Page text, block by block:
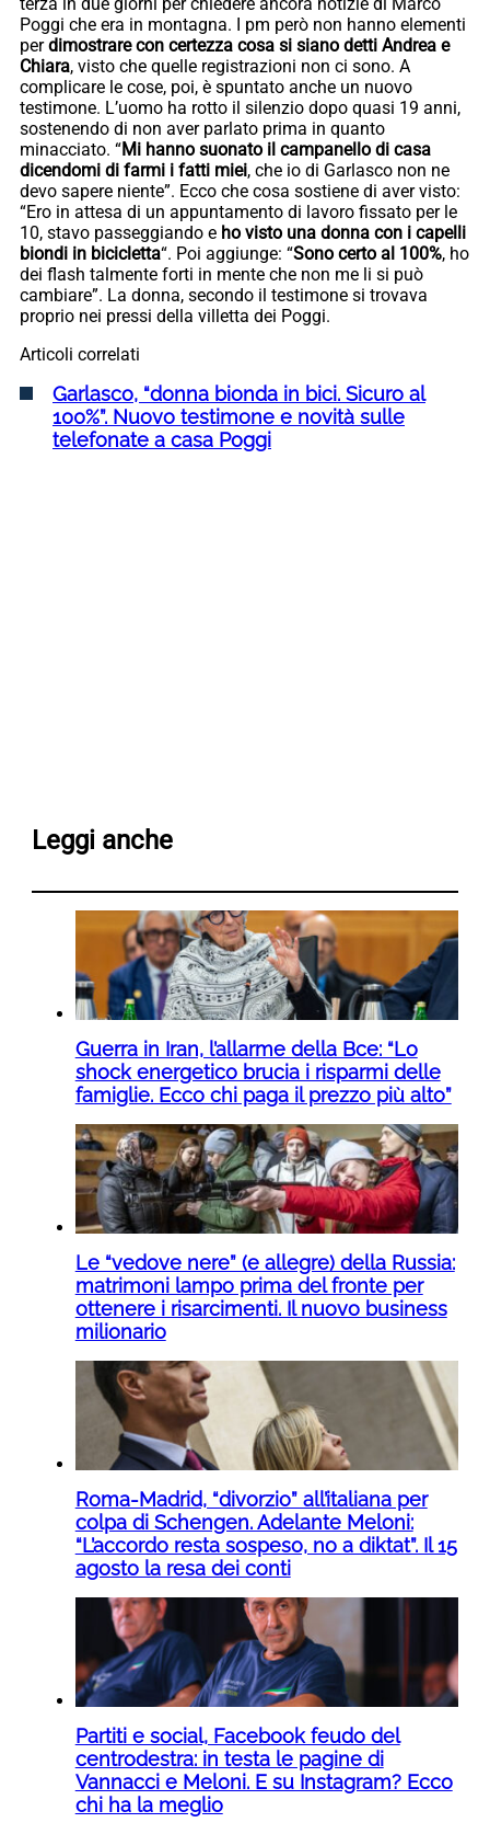
Poggi che era in montagna. I pm però non hanno elementi
perdimostrare con certezza cosa si siano detti Andrea e
Chiara, visto che quelle registrazioni non ci sono. A
complicare le cose, poi, è spuntato anche un nuovo
testimone. L’uomo ha rotto il silenzio dopo quasi 19 anni,
sostenendo di non aver parlato prima in quanto
minacciato. “Mi hanno suonato il campanello di casa
dicendomi di farmi i fatti miei, che io di Garlasco non ne
devo sapere niente”. Ecco che cosa sostiene di aver visto:
“Ero in attesa di un appuntamento di lavoro fissato per le
10, stavo passeggiando e ho visto una donna con i capelli
biondi in bicicletta“. Poi aggiunge: “Sono certo al 100%, ho
dei flash talmente forti in mente che non me li si può
cambiare”. La donna, secondo il testimone si trovava
proprio nei pressi della villetta dei Poggi.
Articoli correlati
Garlasco, “donna bionda in bici. Sicuro al
100%”. Nuovo testimone e novità sulle
telefonate a casa Poggi
Leggi anche
Guerra in Iran, l’allarme della Bce: “Lo
shock energetico brucia i risparmi delle
famiglie. Ecco chi paga il prezzo più alto”
Le “vedove nere” (e allegre) della Russia:
matrimoni lampo prima del fronte per
ottenere i risarcimenti. Il nuovo business
milionario
Roma-Madrid, “divorzio” all’italiana per
colpa di Schengen. Adelante Meloni:
“L’accordo resta sospeso, no a diktat”. Il 15
agosto la resa dei conti
Partiti e social, Facebook feudo del
centrodestra: in testa le pagine di
Vannacci e Meloni. E su Instagram? Ecco
chi ha la meglio